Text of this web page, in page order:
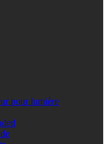
pour lumière